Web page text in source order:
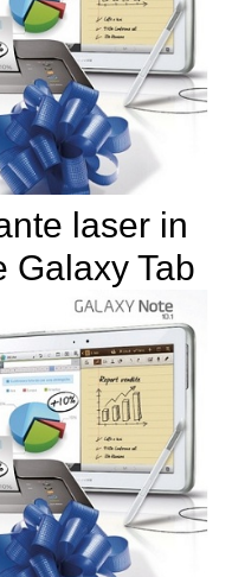
laser in
Galaxy Tab